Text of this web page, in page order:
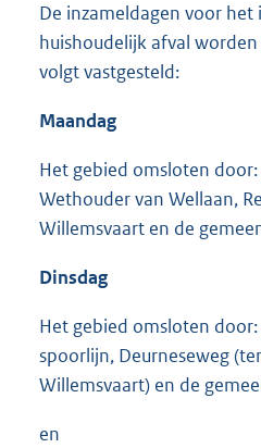
De inzameldagen voor het
huishoudelijk afval
volgt vastgesteld:
Maandag
Het gebied omsloten
Wethouder van Wellaan,
Willemsvaart en de
Dinsdag
Het gebied omsloten
spoorlijn, Deurneseweg
Willemsvaart) en de
en